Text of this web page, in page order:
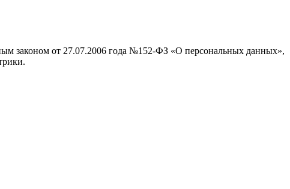
законом от 27.07.2006 года №152-ФЗ «О персональных данных»,